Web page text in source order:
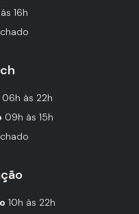
16h
06h às 22h
09h às 15h
10h às 22h